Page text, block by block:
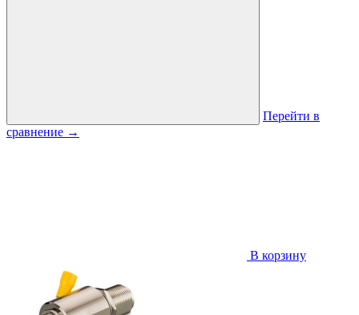
Перейти в
сравнение →
В корзину